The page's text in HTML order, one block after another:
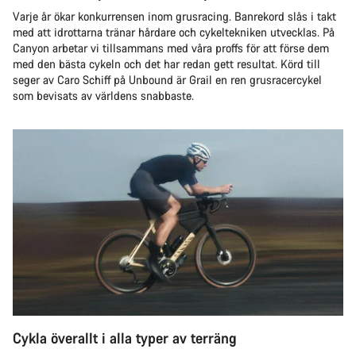
Varje år ökar konkurrensen inom grusracing. Banrekord slås i takt
med att idrottarna tränar hårdare och cykeltekniken utvecklas. På
Canyon arbetar vi tillsammans med våra proffs för att förse dem
med den bästa cykeln och det har redan gett resultat. Körd till
seger av Caro Schiff på Unbound är Grail en ren grusracercykel
som bevisats av världens snabbaste.
Cykla överallt i alla typer av terräng